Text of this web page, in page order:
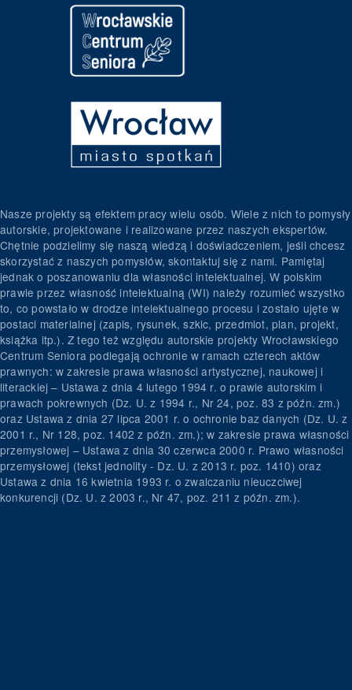
Nasze projekty są efektem pracy wielu osób. Wiele z nich to pomysły
autorskie, projektowane i realizowane przez naszych ekspertów.
Chętnie podzielimy się naszą wiedzą i doświadczeniem, jeśli chcesz
skorzystać z naszych pomysłów, skontaktuj się z nami. Pamiętaj
jednak o poszanowaniu dla własności intelektualnej. W polskim
prawie przez własność intelektualną (WI) należy rozumieć wszystko
to, co powstało w drodze intelektualnego procesu i zostało ujęte w
postaci materialnej (zapis, rysunek, szkic, przedmiot, plan, projekt,
książka itp.). Z tego też względu autorskie projekty Wrocławskiego
Centrum Seniora podlegają ochronie w ramach czterech aktów
prawnych: w zakresie prawa własności artystycznej, naukowej i
literackiej – Ustawa z dnia 4 lutego 1994 r. o prawie autorskim i
prawach pokrewnych (Dz. U. z 1994 r., Nr 24, poz. 83 z późn. zm.)
oraz Ustawa z dnia 27 lipca 2001 r. o ochronie baz danych (Dz. U. z
2001 r., Nr 128, poz. 1402 z późn. zm.); w zakresie prawa własności
przemysłowej – Ustawa z dnia 30 czerwca 2000 r. Prawo własności
przemysłowej (tekst jednolity - Dz. U. z 2013 r. poz. 1410) oraz
Ustawa z dnia 16 kwietnia 1993 r. o zwalczaniu nieuczciwej
konkurencji (Dz. U. z 2003 r., Nr 47, poz. 211 z późn. zm.).